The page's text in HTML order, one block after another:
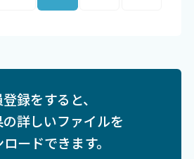
録をすると、
詳しいファイルを
ードできます。